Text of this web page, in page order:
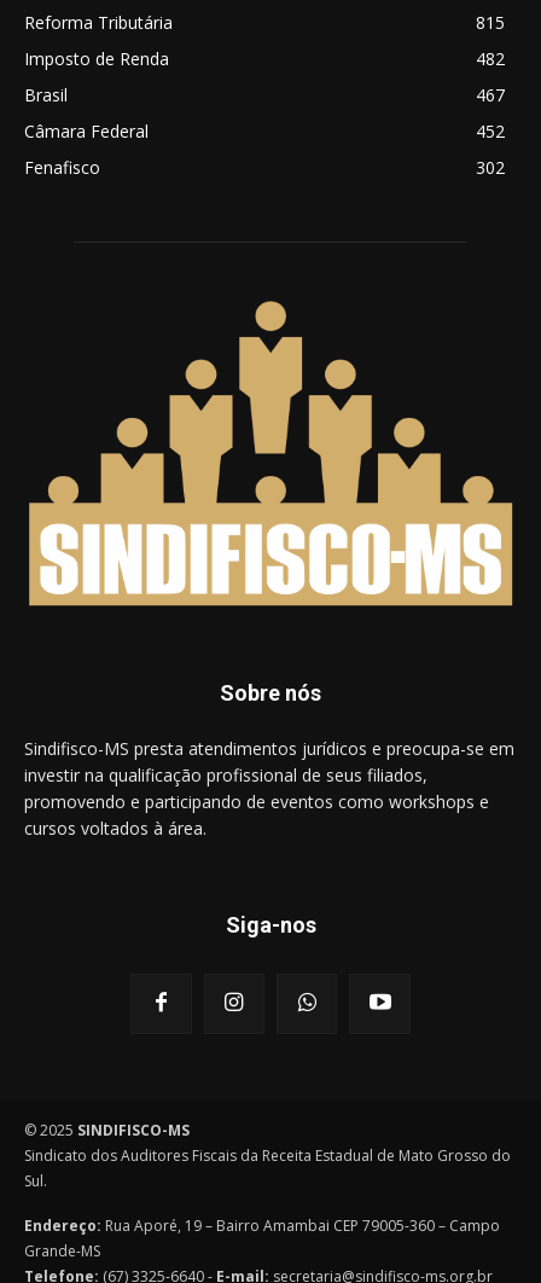
Reforma Tributária
815
Imposto de Renda
482
Brasil
467
Câmara Federal
452
Fenafisco
302
Sobre nós
Sindifisco-MS presta atendimentos jurídicos e preocupa-se em
investir na qualificação profissional de seus filiados,
promovendo e participando de eventos como workshops e
cursos voltados à área.
Siga-nos
© 2025 SINDIFISCO-MS
Sindicato dos Auditores Fiscais da Receita Estadual de Mato Grosso do
Sul.
Endereço: Rua Aporé, 19 – Bairro Amambai CEP 79005-360 – Campo
Grande-MS
Telefone: (67) 3325-6640 - E-mail: secretaria@sindifisco-ms.org.br